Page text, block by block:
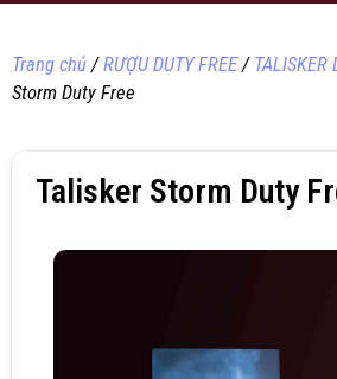
Trang chủ/RƯỢU DUTY FREE/ TALISKER
Storm Duty Free
Talisker Storm Duty